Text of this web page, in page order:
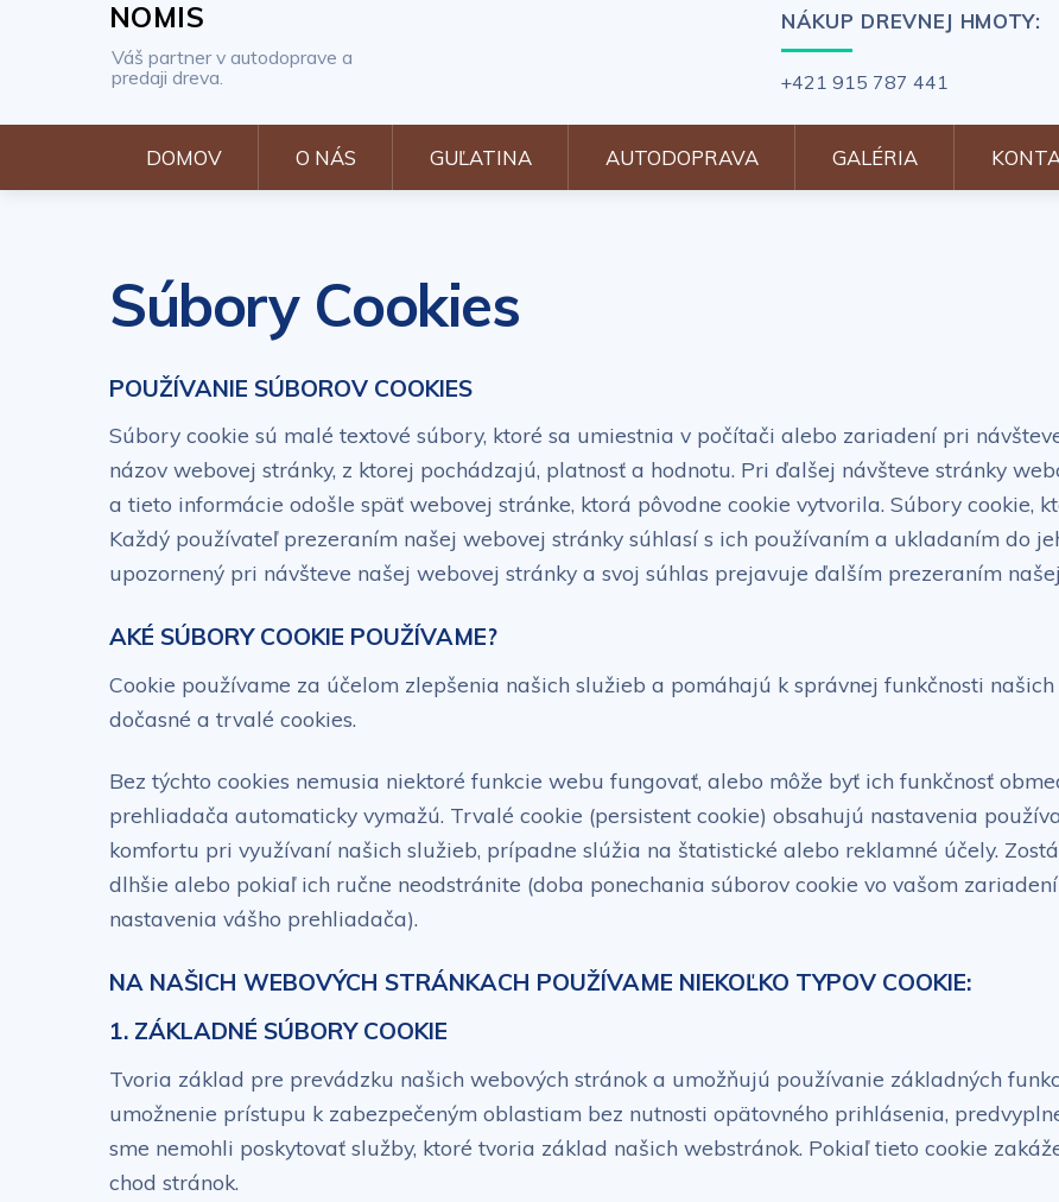
NOMIS
Váš partner v autodoprave a
predaji dreva.
DOMOV O NÁS GUĽATINA AUTODOPRAVA GALÉRIA
NÁKUP DREVNEJ HMOTY:
+421 915 787 441
Súbory Cookies
POUŽÍVANIE SÚBOROV COOKIES
Súbory cookie sú malé textové súbory, ktoré sa umiestnia v počítači alebo zariadení pri
názov webovej stránky, z ktorej pochádzajú, platnosť a hodnotu. Pri ďalšej návšteve stránky
a tieto informácie odošle späť webovej stránke, ktorá pôvodne cookie vytvorila. Súbory cookie,
Každý používateľ prezeraním našej webovej stránky súhlasí s ich používaním a ukladaním do
upozornený pri návšteve našej webovej stránky a svoj súhlas prejavuje ďalším prezeraním
AKÉ SÚBORY COOKIE POUŽÍVAME?
Cookie používame za účelom zlepšenia našich služieb a pomáhajú k správnej funkčnosti
dočasné a trvalé cookies.
Bez týchto cookies nemusia niektoré funkcie webu fungovať, alebo môže byť ich funkčnosť
prehliadača automaticky vymažú. Trvalé cookie (persistent cookie) obsahujú nastavenia
komfortu pri využívaní našich služieb, prípadne slúžia na štatistické alebo reklamné účely.
dlhšie alebo pokiaľ ich ručne neodstránite (doba ponechania súborov cookie vo vašom
nastavenia vášho prehliadača).
NA NAŠICH WEBOVÝCH STRÁNKACH POUŽÍVAME NIEKOĽKO TYPOV COOKIE:
1. ZÁKLADNÉ SÚBORY COOKIE
Tvoria základ pre prevádzku našich webových stránok a umožňujú používanie základných
umožnenie prístupu k zabezpečeným oblastiam bez nutnosti opätovného prihlásenia,
sme nemohli poskytovať služby, ktoré tvoria základ našich webstránok. Pokiaľ tieto cookie
chod stránok.